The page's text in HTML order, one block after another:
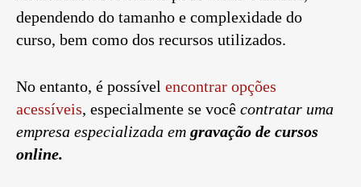
dependendo do tamanho e complexidade do
curso, bem como dos recursos utilizados.
No entanto, é possível encontrar opções
acessíveis, especialmente se você contratar uma
empresa especializada em gravação de cursos
online.